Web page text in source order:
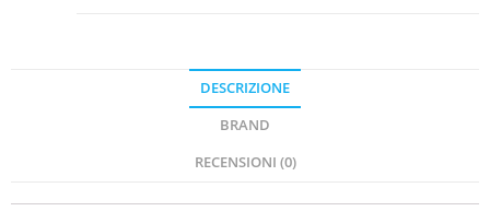
DESCRIZIONE
BRAND
RECENSIONI (0)